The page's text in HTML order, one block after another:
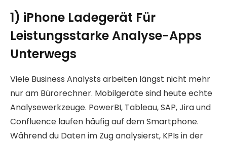
1) iPhone Ladegerät Für
Leistungsstarke Analyse-Apps
Unterwegs
Viele Business Analysts arbeiten längst nicht mehr
nur am Bürorechner. Mobilgeräte sind heute echte
Analysewerkzeuge. PowerBI, Tableau, SAP, Jira und
Confluence laufen häufig auf dem Smartphone.
Während du Daten im Zug analysierst, KPIs in der